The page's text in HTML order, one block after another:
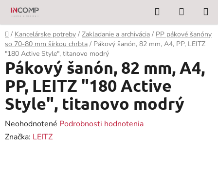
Prejsť
obsah
Hľadať
KOŠÍK
Domov
/ Kancelárske potreby / Zakladanie a archivácia / PP pákové šanóny
so 70-80 mm šírkou chrbta / Pákový šanón, 82 mm, A4, PP, LEITZ
"180 Active Style", titanovo modrý
Pákový šanón, 82 mm, A4,
PP, LEITZ "180 Active
Style", titanovo modrý
Priemerné
hodnotenie
Neohodnotené Podrobnosti hodnotenia
Značka: LEITZ